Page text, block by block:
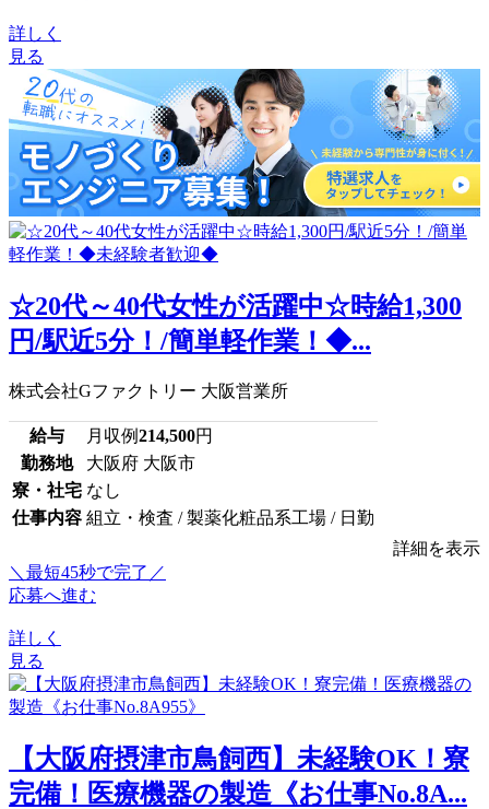
詳しく
見る
☆20代～40代女性が活躍中☆時給1,300
円/駅近5分！/簡単軽作業！◆...
株式会社Gファクトリー 大阪営業所
給与 月収例214,500円
勤務地
大阪府 大阪市
寮・社宅 なし
仕事内容 組立・検査 / 製薬化粧品系工場 / 日勤
詳細を表示
＼最短45秒で完了／
応募へ進む
詳しく
見る
【大阪府摂津市鳥飼西】未経験OK！寮
完備！医療機器の製造《お仕事No.8A...